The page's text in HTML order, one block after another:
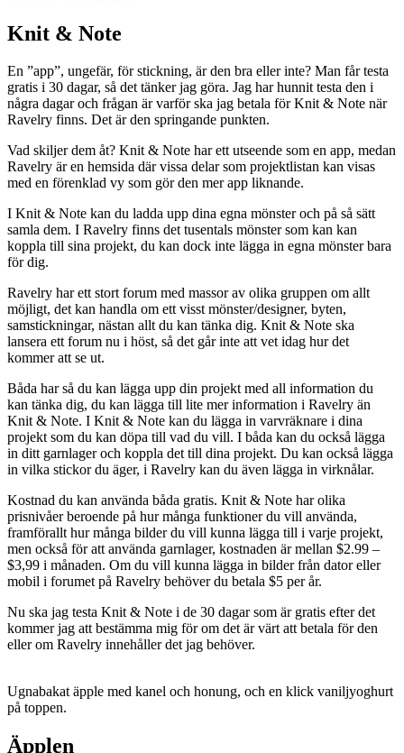
Knit & Note
En ”app”, ungefär, för stickning, är den bra eller inte? Man får testa
gratis i 30 dagar, så det tänker jag göra. Jag har hunnit testa den i
några dagar och frågan är varför ska jag betala för Knit & Note när
Ravelry finns. Det är den springande punkten.
Vad skiljer dem åt? Knit & Note har ett utseende som en app, medan
Ravelry är en hemsida där vissa delar som projektlistan kan visas
med en förenklad vy som gör den mer app liknande.
I Knit & Note kan du ladda upp dina egna mönster och på så sätt
samla dem. I Ravelry finns det tusentals mönster som kan kan
koppla till sina projekt, du kan dock inte lägga in egna mönster bara
för dig.
Ravelry har ett stort forum med massor av olika gruppen om allt
möjligt, det kan handla om ett visst mönster/designer, byten,
samstickningar, nästan allt du kan tänka dig. Knit & Note ska
lansera ett forum nu i höst, så det går inte att vet idag hur det
kommer att se ut.
Båda har så du kan lägga upp din projekt med all information du
kan tänka dig, du kan lägga till lite mer information i Ravelry än
Knit & Note. I Knit & Note kan du lägga in varvräknare i dina
projekt som du kan döpa till vad du vill. I båda kan du också lägga
in ditt garnlager och koppla det till dina projekt. Du kan också lägga
in vilka stickor du äger, i Ravelry kan du även lägga in virknålar.
Kostnad du kan använda båda gratis. Knit & Note har olika
prisnivåer beroende på hur många funktioner du vill använda,
framförallt hur många bilder du vill kunna lägga till i varje projekt,
men också för att använda garnlager, kostnaden är mellan $2.99 –
$3,99 i månaden. Om du vill kunna lägga in bilder från dator eller
mobil i forumet på Ravelry behöver du betala $5 per år.
Nu ska jag testa Knit & Note i de 30 dagar som är gratis efter det
kommer jag att bestämma mig för om det är värt att betala för den
eller om Ravelry innehåller det jag behöver.
Ugnabakat äpple med kanel och honung, och en klick vaniljyoghurt
på toppen.
Äpplen